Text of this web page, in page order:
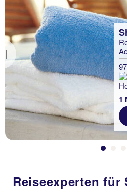
Previous
1
Reiseexperten für